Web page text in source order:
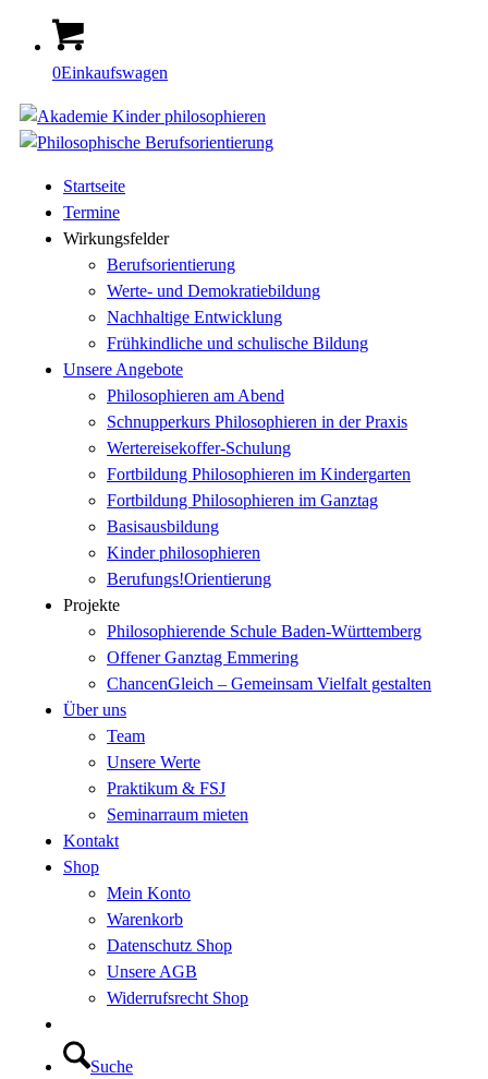
0Einkaufswagen
Startseite
Termine
Wirkungsfelder
Berufsorientierung
Werte- und Demokratiebildung
Nachhaltige Entwicklung
Frühkindliche und schulische Bildung
Unsere Angebote
Philosophieren am Abend
Schnupperkurs Philosophieren in der Praxis
Wertereisekoffer-Schulung
Fortbildung Philosophieren im Kindergarten
Fortbildung Philosophieren im Ganztag
Basisausbildung
Kinder philosophieren
Berufungs!Orientierung
Projekte
Philosophierende Schule Baden-Württemberg
Offener Ganztag Emmering
ChancenGleich – Gemeinsam Vielfalt gestalten
Über uns
Team
Unsere Werte
Praktikum & FSJ
Seminarraum mieten
Kontakt
Shop
Mein Konto
Warenkorb
Datenschutz Shop
Unsere AGB
Widerrufsrecht Shop
Suche